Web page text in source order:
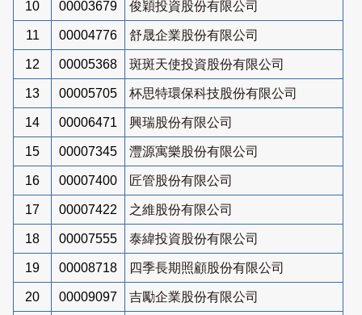
10 00003679 俊穎投資股份有限公司
11 00004776 舒晟企業股份有限公司
12 00005368 斑斑天使投資股份有限公司
13 00005705 杯思特環保科技股份有限公司
14 00006471 興瑞股份有限公司
15 00007345 灃源寓樂股份有限公司
16 00007400 匠管股份有限公司
17 00007422 之維股份有限公司
18 00007555 泰緯投資股份有限公司
19 00008718 四季長期照顧股份有限公司
20 00009097 吉勵企業股份有限公司